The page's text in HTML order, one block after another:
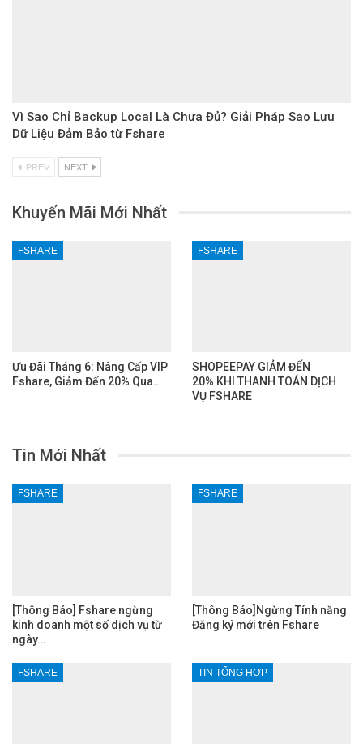
Vì Sao Chỉ Backup Local Là Chưa Đủ? Giải Pháp Sao Lưu
Dữ Liệu Đảm Bảo từ Fshare
PREV NEXT
Khuyến Mãi Mới Nhất
FSHARE
Ưu Đãi Tháng 6: Nâng Cấp VIP
Fshare, Giảm Đến 20% Qua…
FSHARE
SHOPEEPAY GIẢM ĐẾN
20% KHI THANH TOÁN DỊCH
VỤ FSHARE
Tin Mới Nhất
FSHARE
[Thông Báo] Fshare ngừng
kinh doanh một số dịch vụ từ
ngày…
FSHARE
[Thông Báo]Ngừng Tính năng
Đăng ký mới trên Fshare
FSHARE TIN TỔNG HỢP